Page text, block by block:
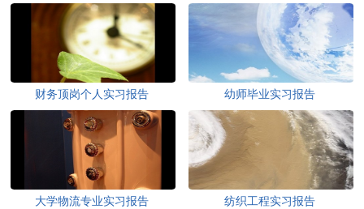
财务顶岗个人实习报告 幼师毕业实习报告
大学物流专业实习报告 纺织工程实习报告